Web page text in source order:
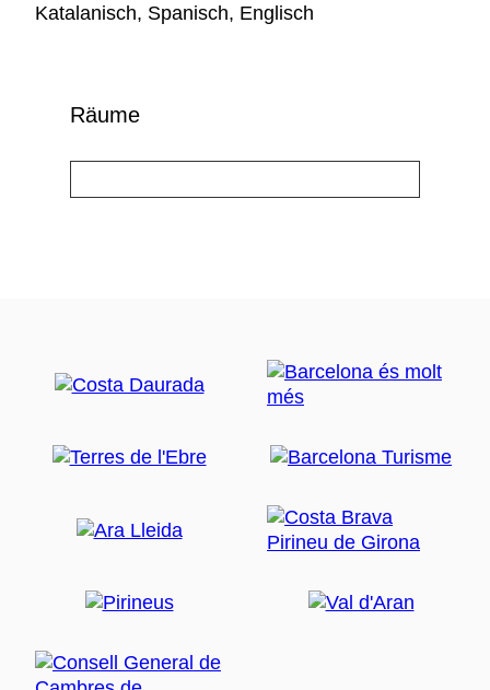
Katalanisch, Spanisch, Englisch
Räume